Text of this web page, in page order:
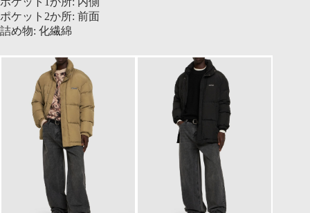
ポケット2か所: 前面
詰め物: 化繊綿